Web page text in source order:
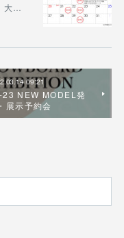
大…
09:21
NEW MODEL発
展示予約会